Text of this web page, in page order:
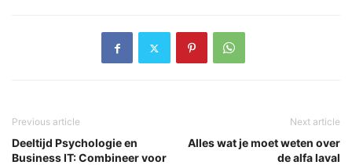
Previous article
Deeltijd Psychologie en
Business IT: Combineer voor
Next article
Alles wat je moet weten over
de alfa laval